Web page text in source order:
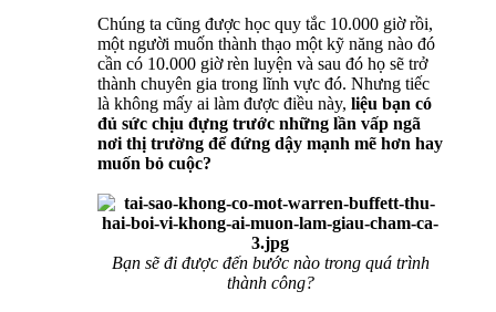
Chúng ta cũng được học quy tắc 10.000 giờ rồi,
một người muốn thành thạo một kỹ năng nào đó
cần có 10.000 giờ rèn luyện và sau đó họ sẽ trở
thành chuyên gia trong lĩnh vực đó. Nhưng tiếc
là không mấy ai làm được điều này, liệu bạn có
đủ sức chịu đựng trước những lần vấp ngã
nơi thị trường để đứng dậy mạnh mẽ hơn hay
muốn bỏ cuộc?
Bạn sẽ đi được đến bước nào trong quá trình
thành công?